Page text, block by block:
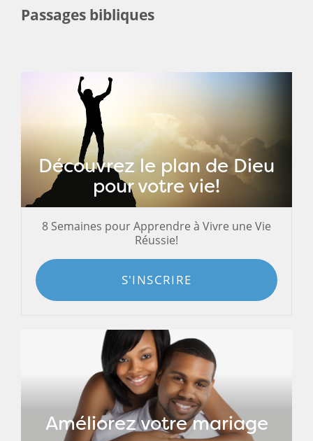
Passages bibliques
Découvrez le plan de Dieu
pour votre vie!
8 Semaines pour Apprendre à Vivre une Vie
Réussie!
S'INSCRIRE
Améliorez votre mariage